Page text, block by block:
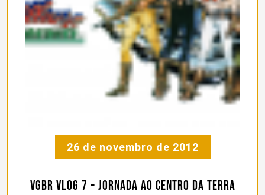
26 de novembro de 2012
vgBR Vlog 7 – Jornada ao Centro da Terra